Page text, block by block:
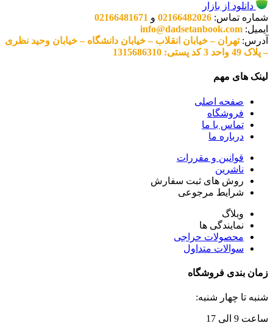
دانلود از بازار
شماره تماس: 02166482026 و 02166481671
ایمیل: info@dadsetanbook.com
آدرس:تهران – خیابان انقلاب – خیابان دانشگاه – خیابان وحید نظری
– پلاک 49 واحد 3 کد پستی: 1315686310
لینک های مهم
صفحه اصلی
فروشگاه
تماس با ما
درباره ما
قوانین و مقررات
ناشرین
روش های ثبت سفارش
شرایط مرجوعی
وبلاگ
نمایندگی ها
محصولات حراجی
سوالات متداول
زمان بندی فروشگاه
شنبه تا چهار شنبه:
ساعت 9 الی 17